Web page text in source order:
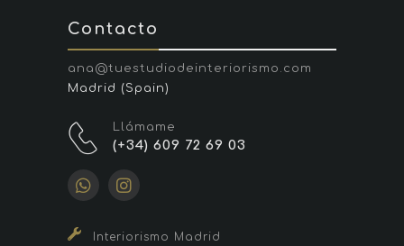
Contacto
ana@tuestudiodeinteriorismo.com
Madrid (Spain)
Llámame
(+34) 609 72 69 03
Interiorismo Madrid